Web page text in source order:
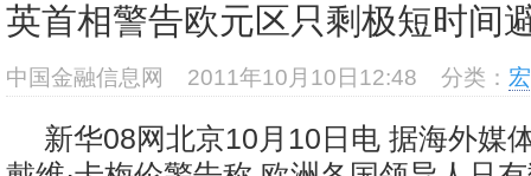
英首相警告欧元区只剩极短时间
中国金融信息网 2011年10月10日12:48 分类：
新华08网北京10月10日电 据海外媒